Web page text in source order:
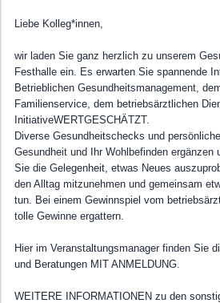
Willkommen
BGM-Angebot • Gesunde Ernährung
BGM-Angebot • Entspannung
BGM-Angebot • Kreatives Angebot
BGM-Angebot • Bewegung
BGM-Angebot • Workshop/Sonstige
Barrierefreiheit
Impressum
Datenschutz
Onlinehilfe
Über...
Liebe Kolleg*innen,
wir laden Sie ganz herzlich zu unserem
Festhalle ein. Es erwarten Sie spannende
Betrieblichen Gesundheitsmanagement,
Familienservice, dem betriebsärztlichen
InitiativeWERTGESCHÄTZT.
Diverse Gesundheitschecks und
Gesundheit und Ihr Wohlbefinden ergänzen
Sie die Gelegenheit, etwas Neues
den Alltag mitzunehmen und gemeinsam
tun. Bei einem Gewinnspiel vom
tolle Gewinne ergattern.
Hier im Veranstaltungsmanager finden Sie
und Beratungen MIT ANMELDUNG.
WEITERE INFORMATIONEN zu den